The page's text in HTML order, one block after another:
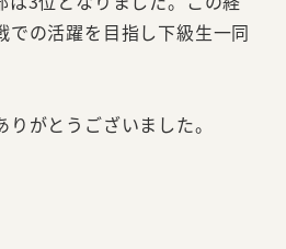
での活躍を目指し下級生一同
がとうございました。